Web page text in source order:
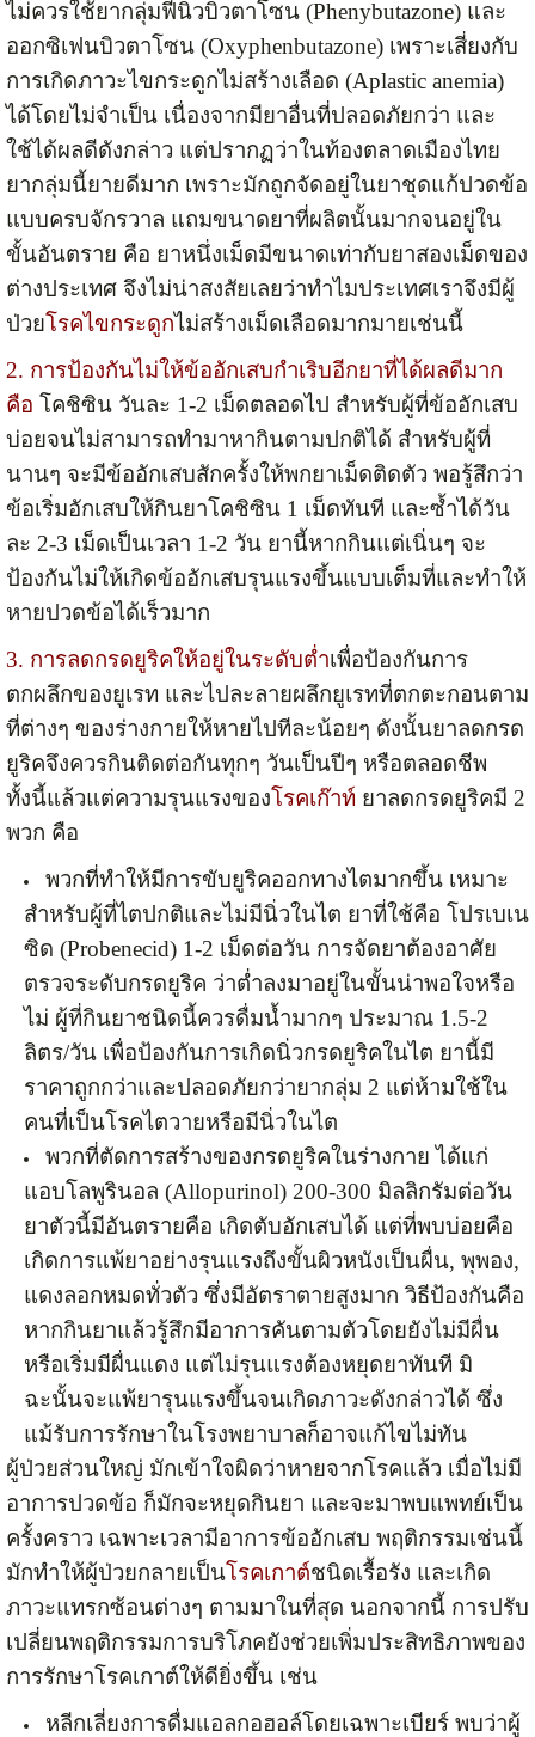
ไม่ควรใช้ยากลุ่มฟีนิวบิวตาโซน (Phenybutazone) และ
ออกซิเฟนบิวตาโซน (Oxyphenbutazone) เพราะเสี่ยงกับ
การเกิดภาวะไขกระดูกไม่สร้างเลือด (Aplastic anemia)
ได้โดยไม่จำเป็น เนื่องจากมียาอื่นที่ปลอดภัยกว่า และ
ใช้ได้ผลดีดังกล่าว แต่ปรากฏว่าในท้องตลาดเมืองไทย
ยากลุ่มนี้ยายดีมาก เพราะมักถูกจัดอยู่ในยาชุดแก้ปวดข้อ
แบบครบจักรวาล แถมขนาดยาที่ผลิตนั้นมากจนอยู่ใน
ขั้นอันตราย คือ ยาหนึ่งเม็ดมีขนาดเท่ากับยาสองเม็ดของ
ต่างประเทศ จึงไม่น่าสงสัยเลยว่าทำไมประเทศเราจึงมีผู้
ป่วยโรคไขกระดูกไม่สร้างเม็ดเลือดมากมายเช่นนี้
2. การป้องกันไม่ให้ข้ออักเสบกำเริบอีกยาที่ได้ผลดีมาก
คือ โคชิซิน วันละ 1-2 เม็ดตลอดไป สำหรับผู้ที่ข้ออักเสบ
บ่อยจนไม่สามารถทำมาหากินตามปกติได้ สำหรับผู้ที่
นานๆ จะมีข้ออักเสบสักครั้งให้พกยาเม็ดติดตัว พอรู้สึกว่า
ข้อเริ่มอักเสบให้กินยาโคชิซิน 1 เม็ดทันที และซ้ำได้วัน
ละ 2-3 เม็ดเป็นเวลา 1-2 วัน ยานี้หากกินแต่เนิ่นๆ จะ
ป้องกันไม่ให้เกิดข้ออักเสบรุนแรงขึ้นแบบเต็มที่และทำให้
หายปวดข้อได้เร็วมาก
3. การลดกรดยูริคให้อยู่ในระดับต่ำเพื่อป้องกันการ
ตกผลึกของยูเรท และไปละลายผลึกยูเรทที่ตกตะกอนตาม
ที่ต่างๆ ของร่างกายให้หายไปทีละน้อยๆ ดังนั้นยาลดกรด
ยูริคจึงควรกินติดต่อกันทุกๆ วันเป็นปีๆ หรือตลอดชีพ
ทั้งนี้แล้วแต่ความรุนแรงของโรคเก๊าท์ ยาลดกรดยูริคมี 2
พวก คือ
พวกที่ทำให้มีการขับยูริคออกทางไตมากขึ้น เหมาะ
สำหรับผู้ที่ไตปกติและไม่มีนิ่วในไต ยาที่ใช้คือ โปรเบเน
ซิด (Probenecid) 1-2 เม็ดต่อวัน การจัดยาต้องอาศัย
ตรวจระดับกรดยูริค ว่าต่ำลงมาอยู่ในขั้นน่าพอใจหรือ
ไม่ ผู้ที่กินยาชนิดนี้ควรดื่มน้ำมากๆ ประมาณ 1.5-2
ลิตร/วัน เพื่อป้องกันการเกิดนิ่วกรดยูริคในไต ยานี้มี
ราคาถูกกว่าและปลอดภัยกว่ายากลุ่ม 2 แต่ห้ามใช้ใน
คนที่เป็นโรคไตวายหรือมีนิ่วในไต
พวกที่ตัดการสร้างของกรดยูริคในร่างกาย ได้แก่
แอบโลพูรินอล (Allopurinol) 200-300 มิลลิกรัมต่อวัน
ยาตัวนี้มีอันตรายคือ เกิดตับอักเสบได้ แต่ที่พบบ่อยคือ
เกิดการแพ้ยาอย่างรุนแรงถึงขั้นผิวหนังเป็นผื่น, พุพอง,
แดงลอกหมดทั่วตัว ซึ่งมีอัตราตายสูงมาก วิธีป้องกันคือ
หากกินยาแล้วรู้สึกมีอาการคันตามตัวโดยยังไม่มีผื่น
หรือเริ่มมีผื่นแดง แต่ไม่รุนแรงต้องหยุดยาทันที มิ
ฉะนั้นจะแพ้ยารุนแรงขึ้นจนเกิดภาวะดังกล่าวได้ ซึ่ง
แม้รับการรักษาในโรงพยาบาลก็อาจแก้ไขไม่ทัน
ผู้ป่วยส่วนใหญ่ มักเข้าใจผิดว่าหายจากโรคแล้ว เมื่อไม่มี
อาการปวดข้อ ก็มักจะหยุดกินยา และจะมาพบแพทย์เป็น
ครั้งคราว เฉพาะเวลามีอาการข้ออักเสบ พฤติกรรมเช่นนี้
มักทำให้ผู้ป่วยกลายเป็นโรคเกาต์ชนิดเรื้อรัง และเกิด
ภาวะแทรกซ้อนต่างๆ ตามมาในที่สุด นอกจากนี้ การปรับ
เปลี่ยนพฤติกรรมการบริโภคยังช่วยเพิ่มประสิทธิภาพของ
การรักษาโรคเกาต์ให้ดียิ่งขึ้น เช่น
หลีกเลี่ยงการดื่มแอลกอฮอล์โดยเฉพาะเบียร์ พบว่าผู้